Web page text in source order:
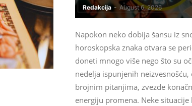
Redakcija - August 6, 2026
Napokon neko dobija šansu iz
horoskopska znaka otvara se
doneti mnogo više nego što su
nedelja ispunjenih neizvesnošću,
brojnim pitanjima, zvezde
energiju promena. Neke situacije